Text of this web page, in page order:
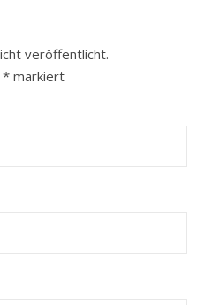
veröffentlicht.
* markiert